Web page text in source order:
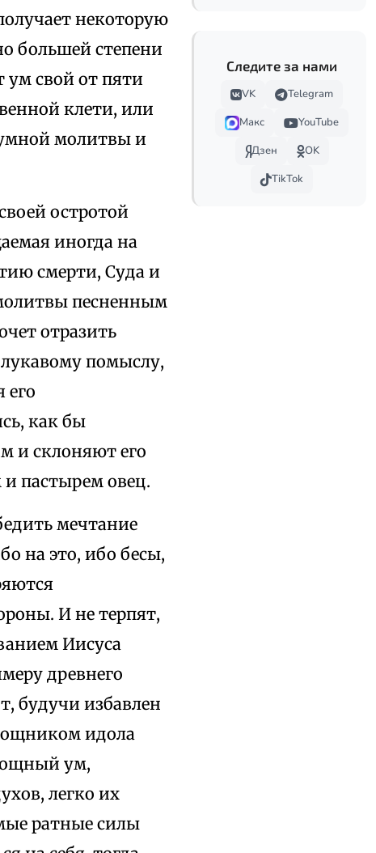
некоторую
большей степени
ум свой от пяти
клети, или
молитвы и
остротой
иногда на
смерти, Суда и
песненным
отразить
помыслу,
его
как бы
и склоняют его
пастырем овец.
мечтание
на это, ибо бесы,
И не терпят,
Иисуса
древнего
будучи избавлен
идола
ум,
легко их
ратные силы
Следите за нами
VK
Telegram
Макс
YouTube
Дзен
OK
TikTok